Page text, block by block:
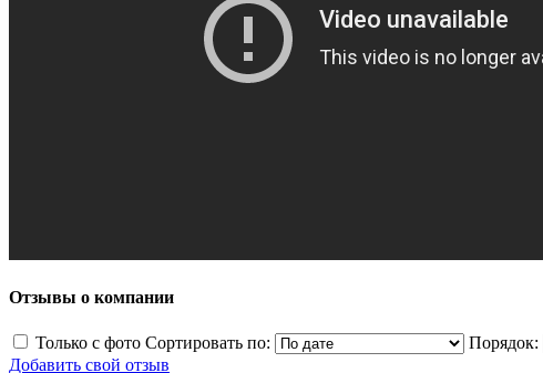
Отзывы о компании
Только с фото Сортировать по:
Порядок:
Добавить свой отзыв